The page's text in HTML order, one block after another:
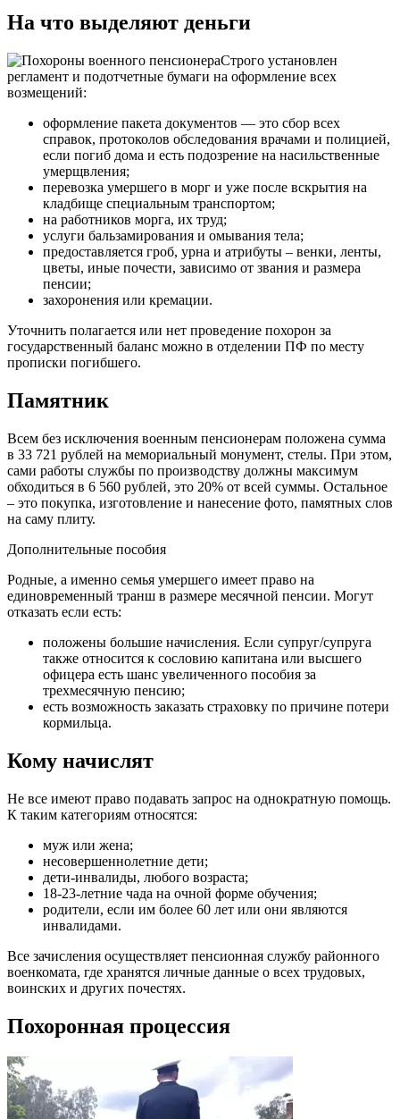
На что выделяют деньги
Строго установлен
регламент и подотчетные бумаги на оформление всех
возмещений:
оформление пакета документов — это сбор всех
справок, протоколов обследования врачами и полицией,
если погиб дома и есть подозрение на насильственные
умерщвления;
перевозка умершего в морг и уже после вскрытия на
кладбище специальным транспортом;
на работников морга, их труд;
услуги бальзамирования и омывания тела;
предоставляется гроб, урна и атрибуты – венки, ленты,
цветы, иные почести, зависимо от звания и размера
пенсии;
захоронения или кремации.
Уточнить полагается или нет проведение похорон за
государственный баланс можно в отделении ПФ по месту
прописки погибшего.
Памятник
Всем без исключения военным пенсионерам положена сумма
в 33 721 рублей на мемориальный монумент, стелы. При этом,
сами работы службы по производству должны максимум
обходиться в 6 560 рублей, это 20% от всей суммы. Остальное
– это покупка, изготовление и нанесение фото, памятных слов
на саму плиту.
Дополнительные пособия
Родные, а именно семья умершего имеет право на
единовременный транш в размере месячной пенсии. Могут
отказать если есть:
положены большие начисления. Если супруг/супруга
также относится к сословию капитана или высшего
офицера есть шанс увеличенного пособия за
трехмесячную пенсию;
есть возможность заказать страховку по причине потери
кормильца.
Кому начислят
Не все имеют право подавать запрос на однократную помощь.
К таким категориям относятся:
муж или жена;
несовершеннолетние дети;
дети-инвалиды, любого возраста;
18-23-летние чада на очной форме обучения;
родители, если им более 60 лет или они являются
инвалидами.
Все зачисления осуществляет пенсионная службу районного
военкомата, где хранятся личные данные о всех трудовых,
воинских и других почестях.
Похоронная процессия